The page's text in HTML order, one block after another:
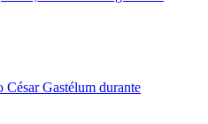
César Gastélum durante